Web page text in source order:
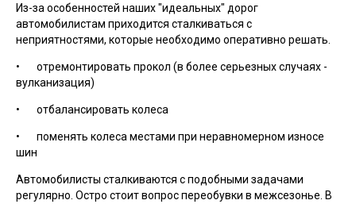
Из-за особенностей наших "идеальных" дорог
автомобилистам приходится сталкиваться с
неприятностями, которые необходимо оперативно решать.
• отремонтировать прокол (в более серьезных случаях -
вулканизация)
• отбалансировать колеса
• поменять колеса местами при неравномерном износе
шин
Автомобилисты сталкиваются с подобными задачами
регулярно. Остро стоит вопрос переобувки в межсезонье. В